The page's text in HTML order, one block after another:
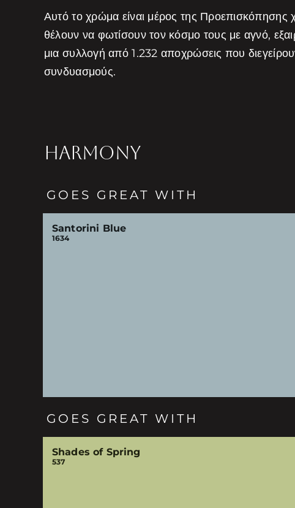
Αυτό το χρώμα είναι μέρος της
θέλουν να φωτίσουν τον κόσμο τους με αγνό,
μια συλλογή από 1.232 αποχρώσεις που
συνδυασμούς.
HARMONY
GOES GREAT WITH
Santorini Blue
1634
GOES GREAT WITH
Shades of Spring
537